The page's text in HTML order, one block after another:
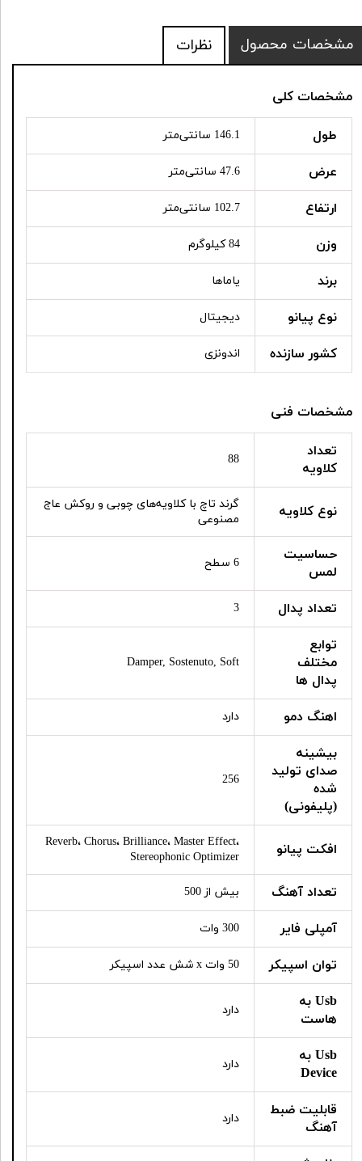
مشخصات محصول نظرات
مشخصات کلی
طول 146.1 سانتی‌متر
عرض 47.6 سانتی‌متر
ارتفاع 102.7 سانتی‌متر
وزن 84 کیلوگرم
برند یاماها
نوع پیانو دیجیتال
کشور سازنده اندونزی
مشخصات فنی
تعداد
کلاویه
88
نوع کلاویه
گرند تاچ با کلاویه‎‌های چوبی و روکش عاج
مصنوعی
حساسیت
لمس
6 سطح
تعداد پدال 3
توابع
مختلف
پدال ها
Damper, Sostenuto, Soft
اهنگ دمو دارد
بیشینه
صدای تولید
شده
(پلیفونی)
256
افکت پیانو
Reverb، Chorus، Brilliance، Master Effect،
Stereophonic Optimizer
تعداد آهنگ بیش از 500
آمپلی فایر 300 وات
توان اسپیکر 50 وات x شش عدد اسپیکر
Usb به
هاست
دارد
Usb به
Device
دارد
قابلیت ضبط
آهنگ
دارد